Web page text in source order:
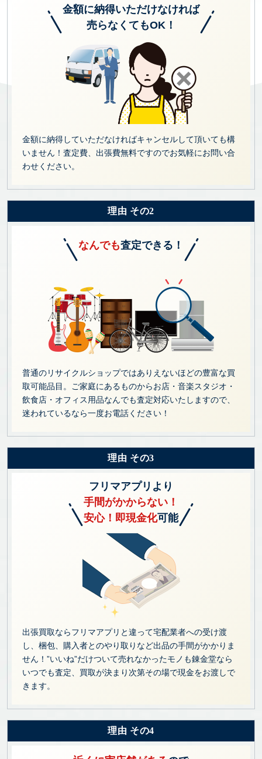
金額に納得いただけなければ
売らなくてもOK！
金額に納得していただなければキャンセルして頂いても構
いません！査定費、出張費無料ですのでお気軽にお問い合
わせください。
理由 その2
なんでも査定できる！
普通のリサイクルショップではありえないほどの豊富な買
取可能品目。ご家庭にあるものからお店・音楽スタジオ・
飲食店・オフィス用品なんでも査定対応いたしますので、
迷われているなら一度お電話ください！
理由 その3
フリマアプリより
手間がかからない！
安心！即現金化可能
出張買取ならフリマアプリと違って宅配業者への受け渡
し、梱包、購入者とのやり取りなど出品の手間がかかりま
せん！”いいね”だけついて売れなかったモノも錬金堂なら
いつでも査定、買取が決まり次第その場で現金をお渡しで
きます。
理由 その4